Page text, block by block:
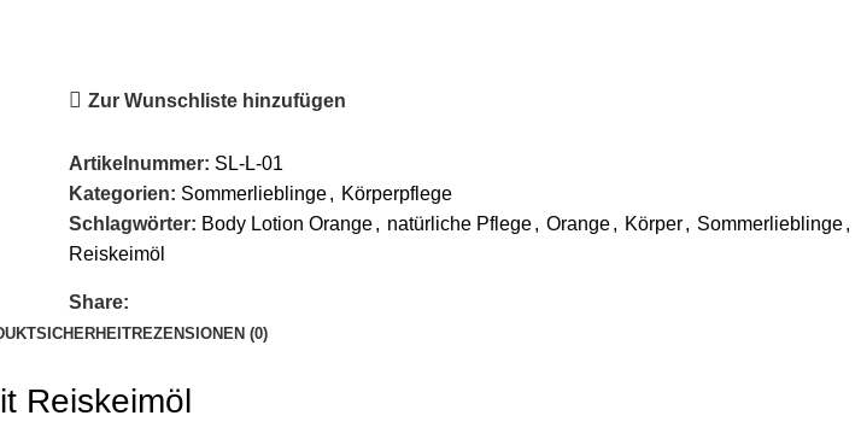
Zur Wunschliste hinzufügen
Artikelnummer: SL-L-01
Kategorien: Sommerlieblinge, Körperpflege
Schlagwörter: Body Lotion Orange, natürliche Pflege, Orange, Körper, Sommerlieblinge,
Reiskeimöl
Share:
REZENSIONEN (0)
Reiskeimöl